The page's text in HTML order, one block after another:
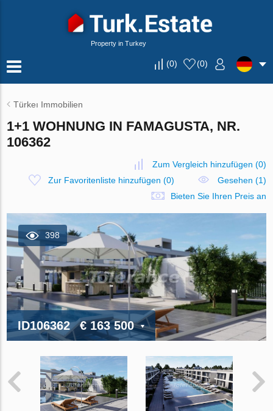
Property in Turkey
(0) (0)
Türkeı Immobilien
1+1 WOHNUNG IN FAMAGUSTA, NR.
106362
Zum Vergleich hinzufügen (0)
Zur Favoritenliste hinzufügen (0)
Gesehen (1)
Bieten Sie Ihren Preis an
398
ID106362 € 163 500